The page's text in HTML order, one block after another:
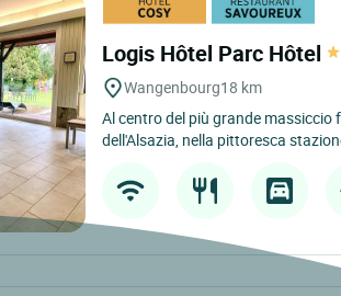
Logis Hôtel Parc Hôtel
Wangenbourg18 km
Al centro del più grande massiccio
dell'Alsazia, nella pittoresca